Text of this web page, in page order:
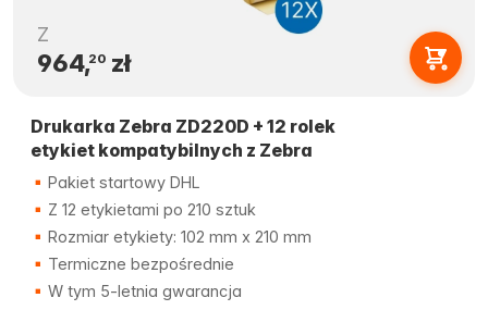
Z
964,20zł
Drukarka Zebra ZD220D + 12 rolek
etykiet kompatybilnych z Zebra
Pakiet startowy DHL
Z 12 etykietami po 210 sztuk
Rozmiar etykiety: 102 mm x 210 mm
Termiczne bezpośrednie
W tym 5-letnia gwarancja